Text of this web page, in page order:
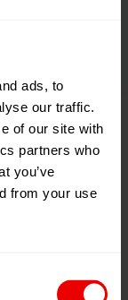
ads, to
our traffic.
of our site with
partners who
you’ve
from your use